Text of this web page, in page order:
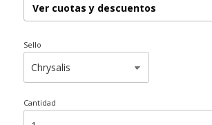
Ver cuotas y descuentos
Sello
Cantidad